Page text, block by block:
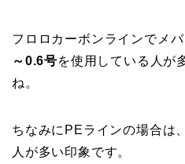
フロロカーボンラインでメ
～0.6号を使用している人が
ね。
ちなみにPEラインの場合は
人が多い印象です。